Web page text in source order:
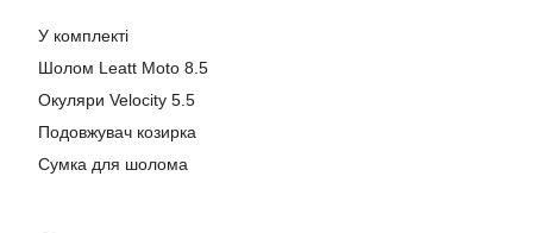
У комплекті
Шолом Leatt Moto 8.5
Окуляри Velocity 5.5
Подовжувач козирка
Сумка для шолома